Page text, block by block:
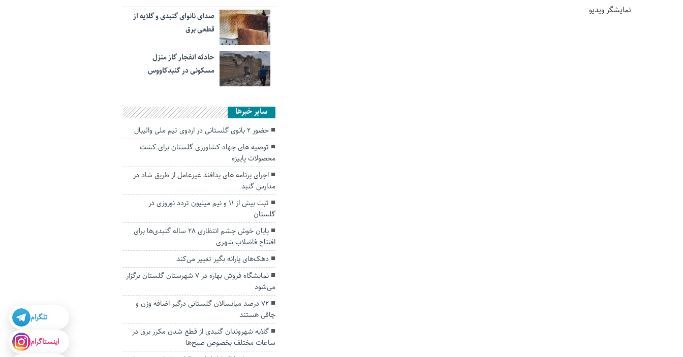
نمایشگر ویدیو
صدای نانوای گنبدی و گلایه از
قطعی برق
حادثه انفجار گاز منزل
مسکونی در گنبدکاووس
سایر خبرها
حضور ۲ بانوی گلستانی در اردوی تیم ملی والیبال
توصیه های جهاد کشاورزی گلستان برای کشت
محصولات پاییزه
اجرای برنامه های پدافند غیرعامل از طریق شاد در
مدارس گنبد
ثبت بیش از ۱۱ و نیم میلیون تردد نوروزی در
گلستان
پایان خوش چشم انتظاری ۲۸ ساله گنبدی‌ها برای
افتتاح فاضلاب شهری
دهک‌های یارانه بگیر تغییر می‌کند‌
نمایشگاه فروش بهاره در ۷ شهرستان گلستان برگزار
می‌شود
۷۲ درصد میانسالان گلستانی درگیر اضافه وزن و
چاقی هستند
گلایه شهروندان گنبدی از قطع شدن مکرر برق در
ساعات مختلف بخصوص صبح‌ها
تلگرام
اینستاگرام